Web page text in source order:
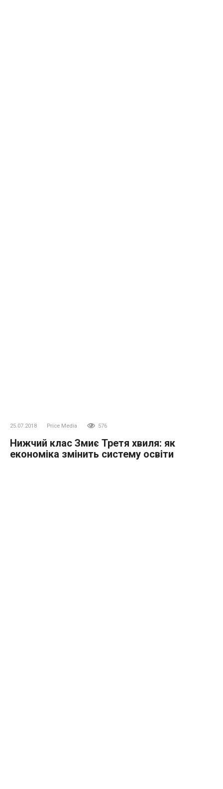
25.07.2018 Price Media 576
Нижчий клас Змиє Третя хвиля: як
економіка змінить систему освіти